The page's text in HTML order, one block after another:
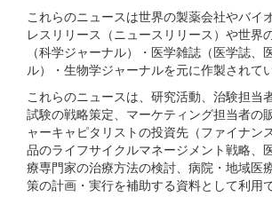
これらのニュースは世界の製薬会社やバイ
レスリリース（ニュースリリース）や世界
（科学ジャーナル）・医学雑誌（医学誌、
ル）・生物学ジャーナルを元に作製されて
これらのニュースは、研究活動、治験担当
試験の戦略策定、マーケティング担当者の
ャーキャピタリストの投資先（ファイナン
品のライフサイクルマネージメント戦略、
療専門家の治療方法の検討、病院・地域医
策の計画・実行を補助する資料として利用